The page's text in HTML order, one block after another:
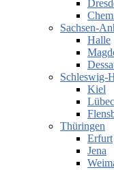
Sachsen-
Halle
Schleswig-
Kiel
Thüringen
Erfurt
Jena